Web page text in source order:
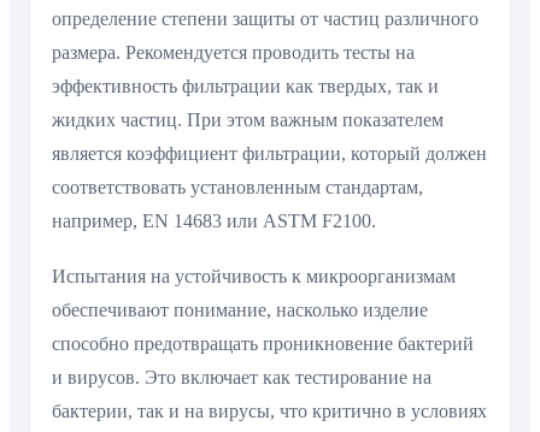
определение степени защиты от частиц различного
размера. Рекомендуется проводить тесты на
эффективность фильтрации как твердых, так и
жидких частиц. При этом важным показателем
является коэффициент фильтрации, который должен
соответствовать установленным стандартам,
например, EN 14683 или ASTM F2100.
Испытания на устойчивость к микроорганизмам
обеспечивают понимание, насколько изделие
способно предотвращать проникновение бактерий
и вирусов. Это включает как тестирование на
бактерии, так и на вирусы, что критично в условиях